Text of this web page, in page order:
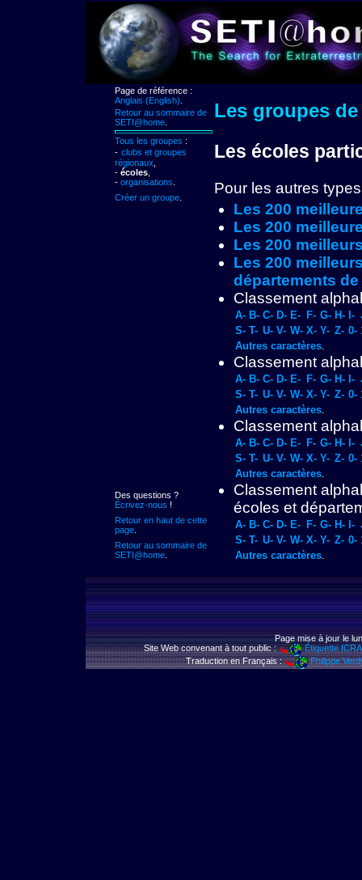
Page de référence :
Anglais (English)
Retour au sommaire de
SETI@home
Tous les groupes :
- clubs et groupes
régionaux
- écoles
- organisations
Créer un groupe
Les groupes
Les écoles
Pour les autres
Les 200
Les 200
Les 200
Les 200
départements
Classement
A- B- C- D- E- F- G- H- I-
S- T- U- V- W- X- Y- Z- 0-
Autres caractères.
Classement
A- B- C- D- E- F- G- H- I-
S- T- U- V- W- X- Y- Z- 0-
Autres caractères.
Classement
A- B- C- D- E- F- G- H- I-
S- T- U- V- W- X- Y- Z- 0-
Autres caractères.
Classement
écoles et
A- B- C- D- E- F- G- H- I-
S- T- U- V- W- X- Y- Z- 0-
Autres caractères.
Des questions ?
Écrivez-nous !
Retour en haut de cette
page
Retour au sommaire de
SETI@home
Page mise à jour le
Site Web convenant à tout public :
Étiquette
Traduction en Français :
Philippe